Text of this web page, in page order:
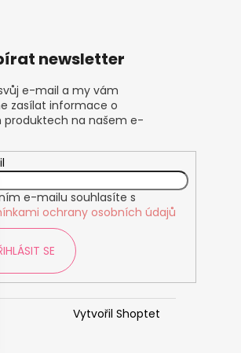
newsletter
e-mail a my vám
zasílat informace o
produktech na našem e-
e-mailu souhlasíte s
ochrany osobních údajů
SE
Vytvořil Shoptet